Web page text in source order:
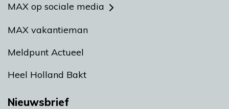
MAX op sociale media
MAX vakantieman
Meldpunt Actueel
Heel Holland Bakt
Nieuwsbrief